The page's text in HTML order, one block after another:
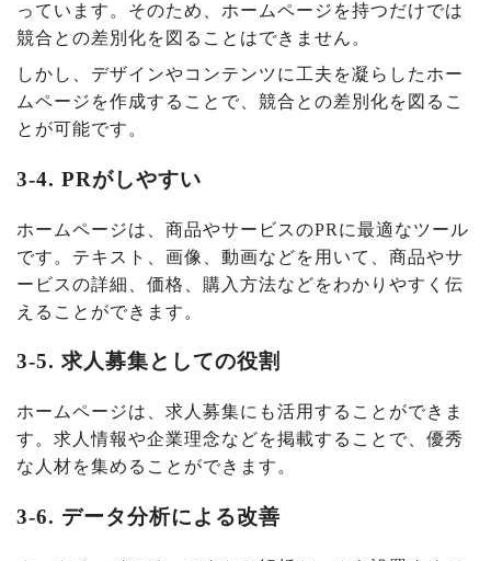
っています。そのため、ホームページを持つだけでは
競合との差別化を図ることはできません。
しかし、デザインやコンテンツに工夫を凝らしたホー
ムページを作成することで、競合との差別化を図るこ
とが可能です。
3-4. PRがしやすい
ホームページは、商品やサービスのPRに最適なツール
です。テキスト、画像、動画などを用いて、商品やサ
ービスの詳細、価格、購入方法などをわかりやすく伝
えることができます。
3-5. 求人募集としての役割
ホームページは、求人募集にも活用することができま
す。求人情報や企業理念などを掲載することで、優秀
な人材を集めることができます。
3-6. データ分析による改善